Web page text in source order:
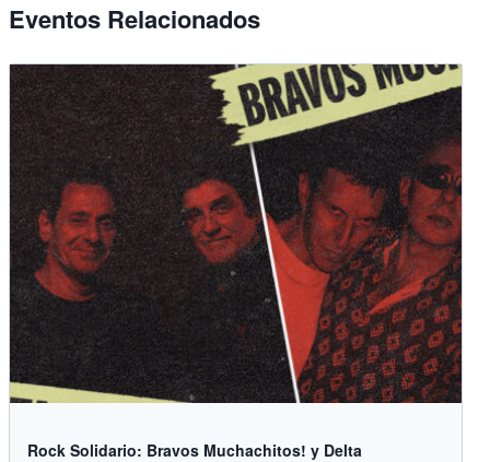
Eventos Relacionados
Rock Solidario: Bravos Muchachitos! y Delta